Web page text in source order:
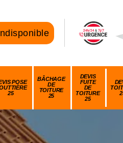
POSE
25
BÂCHAGE
DE
TOITURE
25
DEVIS
FUITE
DE
TOITURE
25